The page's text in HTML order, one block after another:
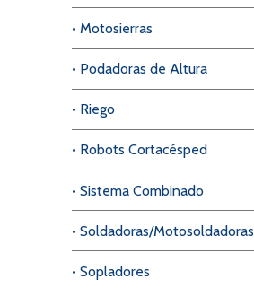
• Motosierras
• Podadoras de Altura
• Riego
• Robots Cortacésped
• Sistema Combinado
• Soldadoras/Motosoldadoras
• Sopladores